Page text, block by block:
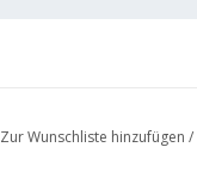
Zur Wunschliste hinzufügen /